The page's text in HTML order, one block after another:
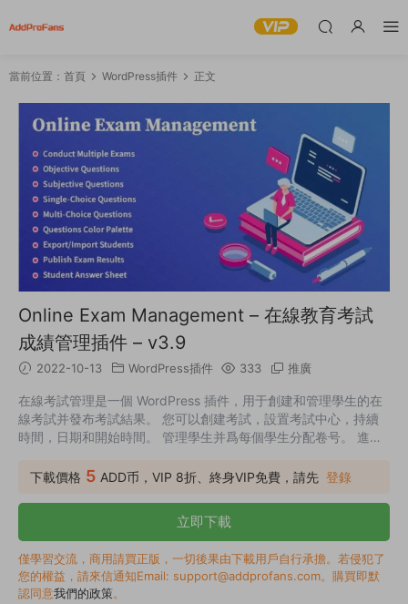
當前位置： 首頁 WordPress插件 正文
Online Exam Management – 在線教育考試
成績管理插件 – v3.9
2022-10-13 WordPress插件 333 推廣
在線考試管理是一個 WordPress 插件，用于創建和管理學生的在
線考試并發布考試結果。 您可以創建考試，設置考試中心，持續
時間，日期和開始時間。 管理學生并爲每個學生分配卷号。 進行
正在進行的考試。
下載價格 5 ADD币，VIP 8折、終身VIP免費，請先 登錄
立即下載
僅學習交流，商用請買正版，一切後果由下載用戶自行承擔。若侵犯了
您的權益，請來信通知Email: support@addprofans.com。購買即默
認同意我們的政策。